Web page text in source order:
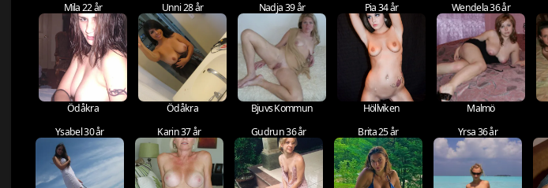
Mila 22 år
Ödåkra
Unni 28 år
Ödåkra
Nadja 39 år
Bjuvs Kommun
Pia 34 år
Höllviken
Wendela 36 år
Malmö
Ysabel 30 år
Karin 37 år Gudrun 36 år Brita 25 år Yrsa 36 år